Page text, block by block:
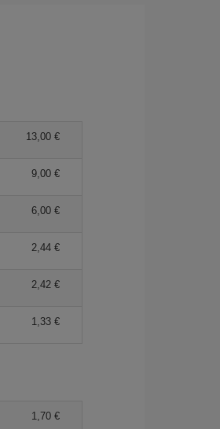
13,00 €
9,00 €
6,00 €
2,44 €
2,42 €
1,33 €
1,70 €